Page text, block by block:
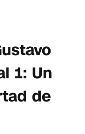
1: Un
de